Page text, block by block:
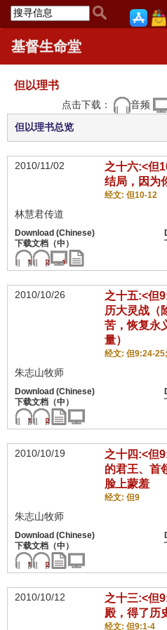
基督生命堂
但以理书
点击下载： 音频
但以理书总览
2010/11/02
之十六:<但
结局，因为
经文: 但10-12
林慧君传道
2010/10/26
之十五:<但
历大灵战（
苦，恢复永
量）
经文: 但9:24-
朱志山牧师
2010/10/19
之十四:<但
的君王、首
脸上蒙羞
经文: 但9
朱志山牧师
2010/10/12
之十三:<但
殿，得了历
经文: 但9:1-4